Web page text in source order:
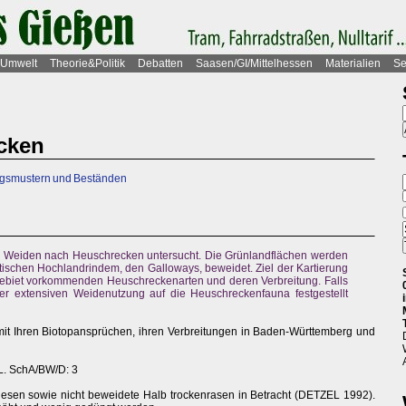
Umwelt Theorie&Politik Debatten Saasen/GI/Mittelhessen Materialien
und Beständen
nach Heuschrecken untersucht. Die Grünlandflächen werden
Hochlandrindem, den Galloways, beweidet. Ziel der Kartierung
vorkommenden Heuschreckenarten und deren Verbreitung. Falls
extensiven Weidenutzung auf die Heuschreckenfauna festgestellt
Ihren Biotopansprüchen, ihren Verbreitungen in Baden-Württemberg und
SchA/BW/D: 3
sowie nicht beweidete Halb trockenrasen in Betracht (DETZEL 1992).